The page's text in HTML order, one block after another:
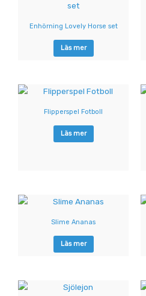
Enhörning Lovely Horse set
Läs mer
Flipperspel Fotboll
Läs mer
Slime Ananas
Läs mer